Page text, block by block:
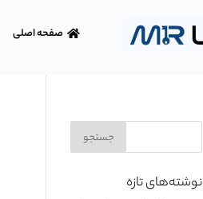
صفحه اصلی
نوشته‌های تازه